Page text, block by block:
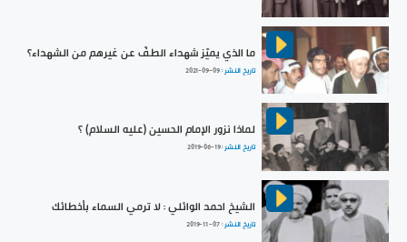
ما الذي يميّز شهداء الطفّ عن غيرهم من الشهداء؟
تاريخ النشر :2021-09-09
لماذا نزور الإمام الحسين (عليه السلام) ؟
تاريخ النشر :2019-06-19
الشيخ احمد الوائلي : لا ترمي السماء بأخطائك
تاريخ النشر :2019-11-07